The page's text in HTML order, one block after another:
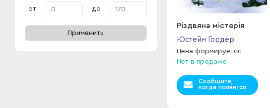
от до
Применить
Різдвяна містерія
Юстейн Ґордер
Цена формируется
Нет в продаже
Сообщите,
когда появится